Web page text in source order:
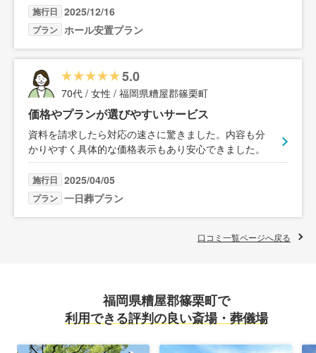
施行日 2025/12/16
プラン ホール安置プラン
5.0
70代 / 女性 / 福岡県糟屋郡篠栗町
価格やプランが選びやすいサービス
資料を請求したら対応の速さに驚きました。内容も分
かりやすく具体的な価格表示もあり安心できました。
施行日 2025/04/05
プラン 一日葬プラン
口コミ一覧ページへ戻る
福岡県糟屋郡篠栗町で
利用できる評判の良い斎場・葬儀場